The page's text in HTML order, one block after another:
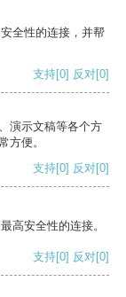
全性的连接，并帮
支持[0] 反对[0]
演示文稿等各个方
方便。
支持[0] 反对[0]
高安全性的连接。
支持[0] 反对[0]